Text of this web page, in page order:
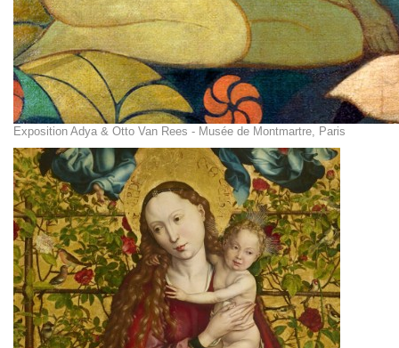
Exposition Adya & Otto Van Rees - Musée de Montmartre, Paris